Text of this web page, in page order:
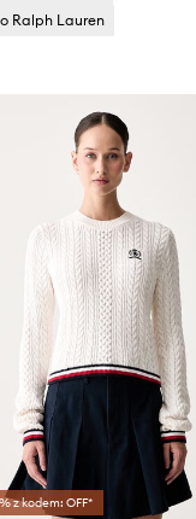
Ralph Lauren
z kodem: OFF*